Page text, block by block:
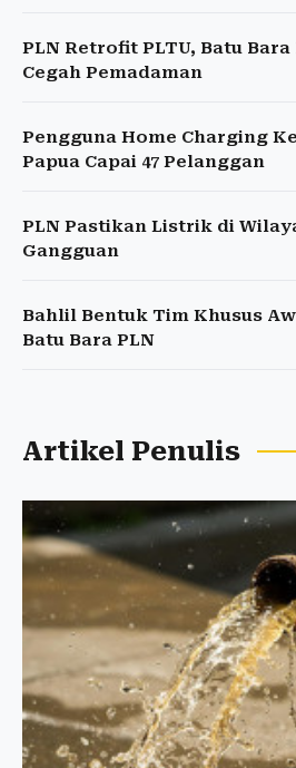
PLN Retrofit PLTU, Batu
Cegah Pemadaman
Pengguna Home Charging
Papua Capai 47 Pelanggan
PLN Pastikan Listrik di
Gangguan
Bahlil Bentuk Tim Khusus
Batu Bara PLN
Artikel Penulis